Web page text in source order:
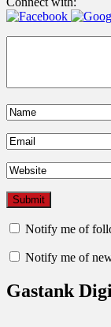
Notify me of
Notify me of
Gastank